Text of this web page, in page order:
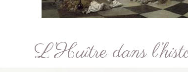
L’Huître dans